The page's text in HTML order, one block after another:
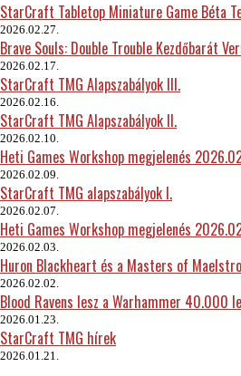
StarCraft Tabletop Miniature Game Béta
2026.02.27.
Brave Souls: Double Trouble Kezdőbarát
2026.02.17.
StarCraft TMG Alapszabályok III.
2026.02.16.
StarCraft TMG Alapszabályok II.
2026.02.10.
Heti Games Workshop megjelenés
2026.02.09.
StarCraft TMG alapszabályok I.
2026.02.07.
Heti Games Workshop megjelenés
2026.02.03.
Huron Blackheart és a Masters of
2026.02.02.
Blood Ravens lesz a Warhammer 40.000
2026.01.23.
StarCraft TMG hírek
2026.01.21.